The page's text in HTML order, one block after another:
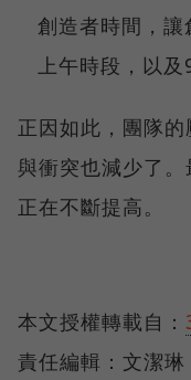
創造者時間，
上午時段，以
正因如此，團隊
與衝突也減少了
正在不斷提高。
本文授權轉載自：
責任編輯：文潔琳